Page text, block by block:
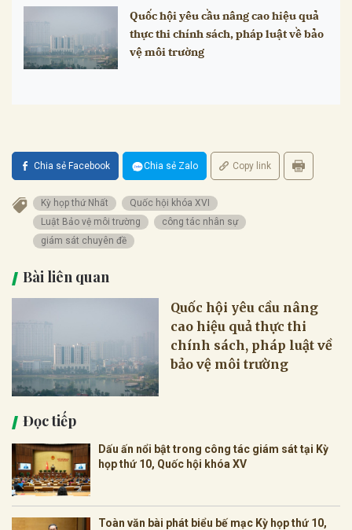
Quốc hội yêu cầu nâng cao hiệu quả
thực thi chính sách, pháp luật về bảo
vệ môi trường
Chia sẻ Facebook Chia sẻ Zalo Copy link
Kỳ họp thứ Nhất
Quốc hội khóa XVI
Luật Bảo vệ môi trường
công tác nhân sự
giám sát chuyên đề
Bài liên quan
Quốc hội yêu cầu nâng
cao hiệu quả thực thi
chính sách, pháp luật về
bảo vệ môi trường
Đọc tiếp
Dấu ấn nổi bật trong công tác giám sát tại Kỳ
họp thứ 10, Quốc hội khóa XV
Toàn văn bài phát biểu bế mạc Kỳ họp thứ 10,